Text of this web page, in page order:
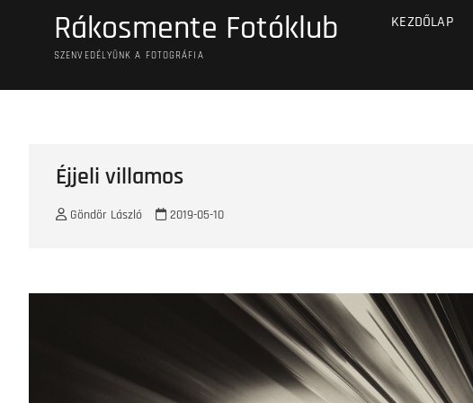
Rákosmente Fotóklub
SZENVEDÉLYÜNK A FOTOGRÁFIA
KEZDŐLAP
Éjjeli villamos
Göndör László 2019-05-10